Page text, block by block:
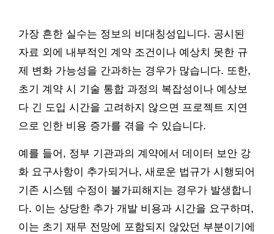
가장 흔한 실수는 정보의 비대칭성입니다. 공시된
자료 외에 내부적인 계약 조건이나 예상치 못한 규
제 변화 가능성을 간과하는 경우가 많습니다. 또한,
초기 계약 시 기술 통합 과정의 복잡성이나 예상보
다 긴 도입 시간을 고려하지 않으면 프로젝트 지연
으로 인한 비용 증가를 겪을 수 있습니다.
예를 들어, 정부 기관과의 계약에서 데이터 보안 강
화 요구사항이 추가되거나, 새로운 법규가 시행되어
기존 시스템 수정이 불가피해지는 경우가 발생합니
다. 이는 상당한 추가 개발 비용과 시간을 요구하며,
이는 초기 재무 전망에 포함되지 않았던 부분이기에